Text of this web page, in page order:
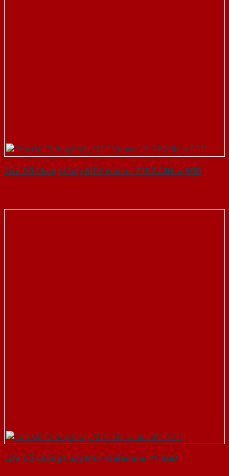
Cửa Gỗ Chống Cháy MDF Veneer P1R2 ASH-a-SGD
Cửa Gỗ Chống Cháy MDF Melamine P1-SGD